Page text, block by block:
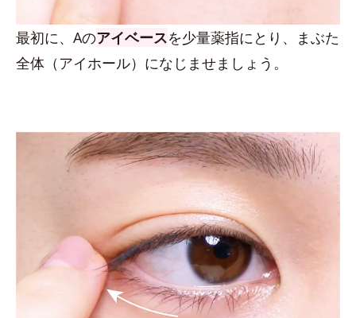
最初に、Aのアイベースを少量薬指にとり、まぶた
全体（アイホール）になじませましょう。